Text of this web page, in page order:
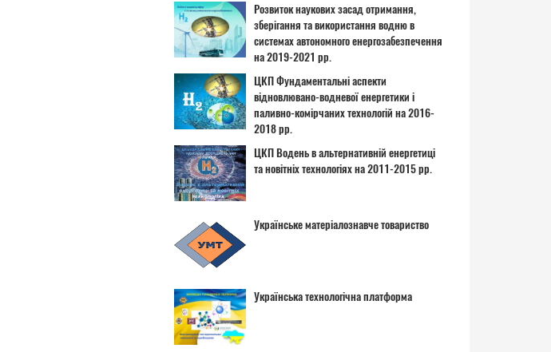
Розвиток наукових засад отримання,
зберігання та використання водню в
системах автономного енергозабезпечення
на 2019-2021 рр.
ЦКП Фундаментальні аспекти
відновлювано-водневої енергетики і
паливно-комірчаних технологій на 2016-
2018 рр.
ЦКП Водень в альтернативній енергетиці
та новітніх технологіях на 2011-2015 рр.
Українське матеріалознавче товариство
Українська технологічна платформа